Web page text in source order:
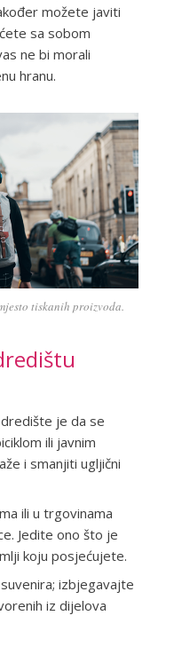
možete javiti
sa sobom
ne bi morali
hranu.
tiskanih proizvoda.
je da se
ili javnim
i smanjiti ugljični
ili u trgovinama
Jedite ono što je
koju posjećujete.
izbjegavajte
iz dijelova